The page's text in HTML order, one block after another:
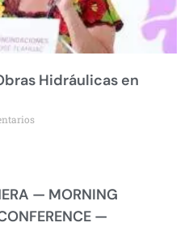
Hidráulicas en
— MORNING
—